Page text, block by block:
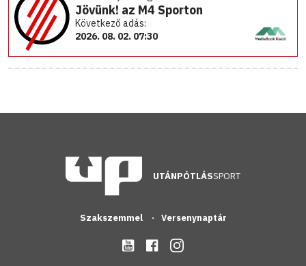
Jövünk! az M4 Sporton
Következő adás:
2026. 08. 02. 07:30
UTÁNPÓTLÁSSPORT
Szakszemmel Versenynaptár